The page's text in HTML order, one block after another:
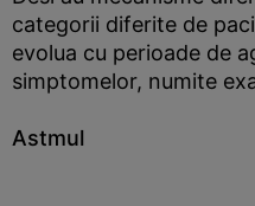
categorii diferite de
evolua cu perioade de
simptomelor, numite
Astmul